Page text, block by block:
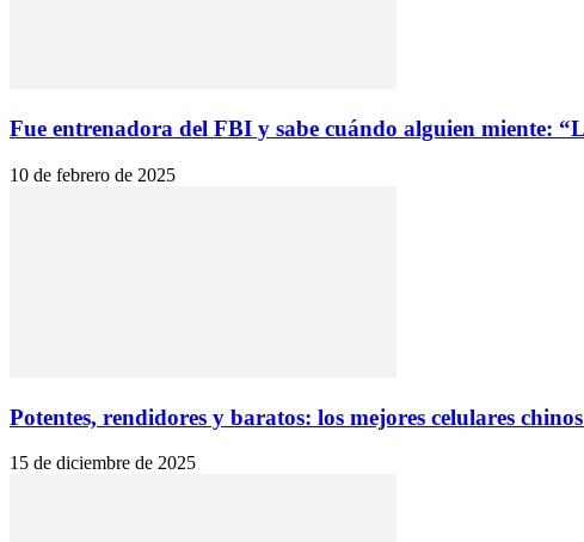
Fue entrenadora del FBI y sabe cuándo alguien miente:
10 de febrero de 2025
Potentes, rendidores y baratos: los mejores celulares
15 de diciembre de 2025